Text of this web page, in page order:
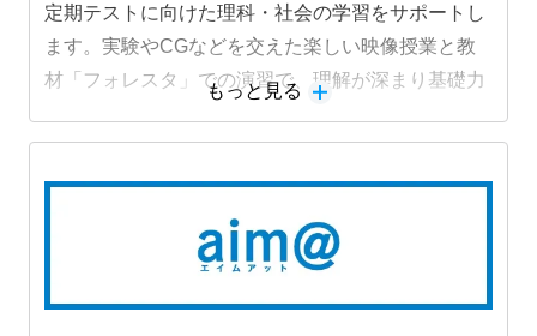
定期テストに向けた理科・社会の学習をサポートし
ます。実験やCGなどを交えた楽しい映像授業と教
材「フォレスタ」での演習で、理解が深まり基礎力
もっと見る